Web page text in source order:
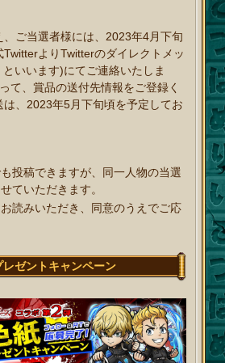
、ご当選者様には、2023年4月下旬
よりTwitterのダイレクトメッ
いいます)にてご連絡いたしま
て、賞品の送付先情報をご登録く
は、2023年5月下旬頃を予定してお
投稿できますが、同一人物の当選
ていただきます。
読みいただき、同意のうえでご応
ゼントキャンペーン